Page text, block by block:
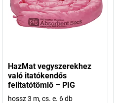
HazMat vegyszerekhez
való itatókendős
felitatótömlő – PIG
hossz 3 m, cs. e. 6 db